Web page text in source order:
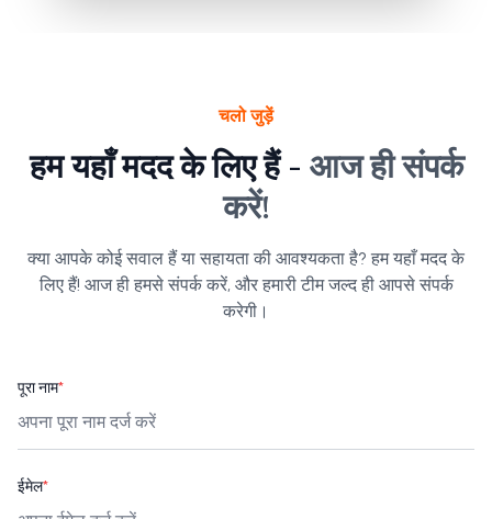
चलो जुड़ें
हम यहाँ मदद के लिए हैं - आज ही संपर्क
करें!
क्या आपके कोई सवाल हैं या सहायता की आवश्यकता है? हम यहाँ मदद के
लिए हैं! आज ही हमसे संपर्क करें, और हमारी टीम जल्द ही आपसे संपर्क
करेगी।
पूरा नाम*
ईमेल*